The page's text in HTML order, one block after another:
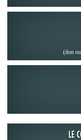
(don
LE